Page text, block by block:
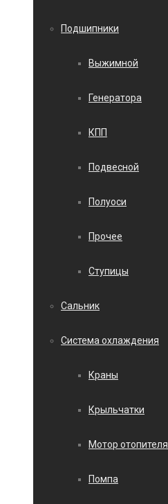
Подшипники
Выжимной
Генератора
КПП
Подвесной
Полуоси
Прочее
Ступицы
Сальник
Система охлаждения
Краны
Крыльчатки
Мотор отопителя
Помпа